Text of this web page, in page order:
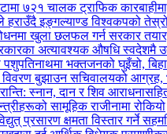
७२१ चालक ट्राफिक
इङ्गल्याण्ड विश्वकपको
खुला छलफल गर्न सरकार
अत्यावश्यक औषधि स्वदेशमै
पशुपतिनाथमा भक्तजनको घुइँचो,
विवरण बुझाउन सचिवालयको आग्रह,
स्नान, दान र शिव
सामूहिक राजीनामा रोकियो
प्रसारण क्षमता विस्तार गर्ने